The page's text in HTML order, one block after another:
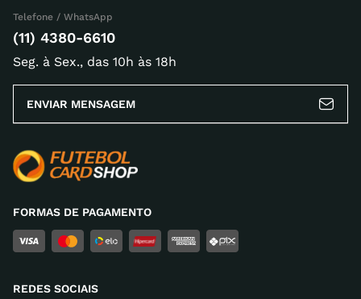
Telefone / WhatsApp
(11) 4380-6610
Seg. à Sex., das 10h às 18h
ENVIAR MENSAGEM
FORMAS DE PAGAMENTO
REDES SOCIAIS